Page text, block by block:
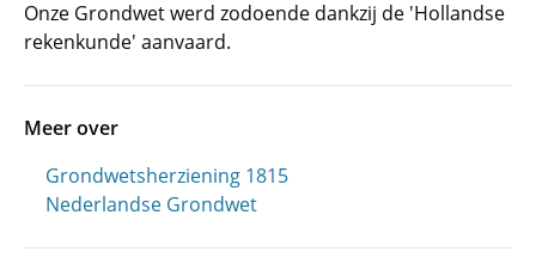
Onze Grondwet werd zodoende dankzij de 'Hollandse
rekenkunde' aanvaard.
Meer over
Grondwetsherziening 1815
Nederlandse Grondwet